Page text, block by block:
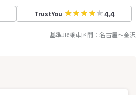
TrustYou 4.4
基準JR乗車区間： 名古屋～金沢